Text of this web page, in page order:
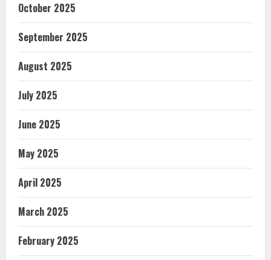
October 2025
September 2025
August 2025
July 2025
June 2025
May 2025
April 2025
March 2025
February 2025